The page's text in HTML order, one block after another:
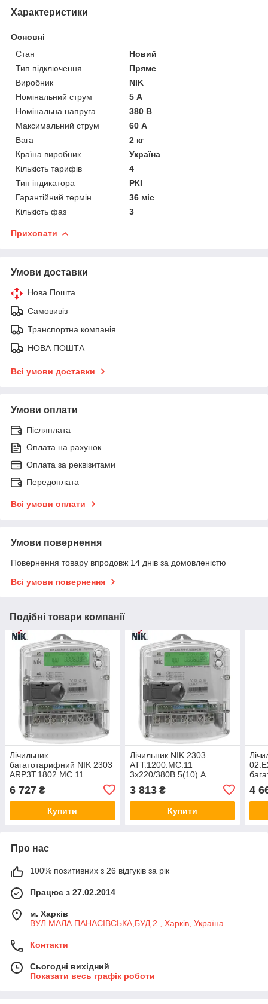
Характеристики
Основні
Стан
Новий
Тип підключення
Пряме
Виробник
NIK
Номінальний струм
5 А
Номінальна напруга
380 В
Максимальний струм
60 А
Вага
2 кг
Країна виробник
Україна
Кількість тарифів
4
Тип індикатора
РКІ
Гарантійний термін
36 міс
Кількість фаз
3
Приховати
Умови доставки
Нова Пошта
Самовивіз
Транспортна компанія
НОВА ПОШТА
Всі умови доставки
Умови оплати
Післяплата
Оплата на рахунок
Оплата за реквізитами
Передоплата
Всі умови оплати
Умови повернення
Повернення товару впродовж 14 днів за домовленістю
Всі умови повернення
Подібні товари компанії
Лічильник
багатотарифний NIK 2303
ARP3T.1802.MC.11
А+R±, ІР54, PLC-модуль,
реле
6 727 ₴
Купити
Лічильник NIK 2303
ATT.1200.MC.11
3x220/380В 5(10) А
багатотарифний, RS-485,
магніто- та радіозахист
3 813₴
Купити
4
Про нас
100% позитивних з 26 відгуків за рік
Працює з 27.02.2014
м. Харків
ВУЛ.МАЛА ПАНАСІВСЬКА,БУД.2 , Харків, Україна
Контакти
Сьогодні вихідний
Показати весь графік роботи